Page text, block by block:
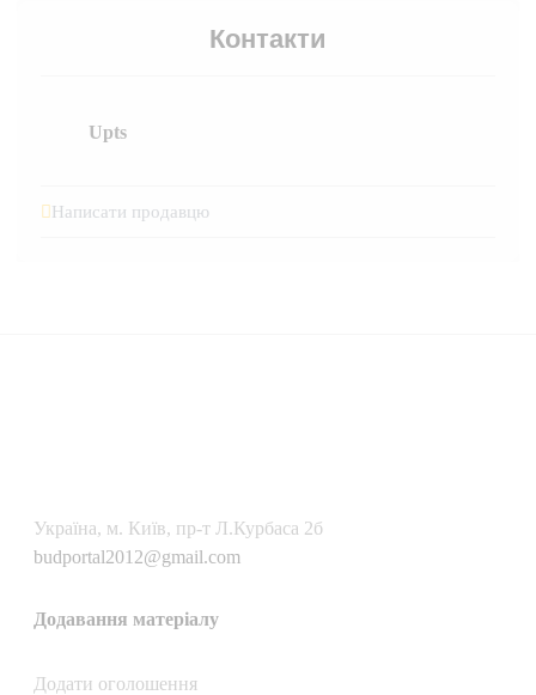
Контакти
Upts
Написати продавцю
Українa, м. Київ, пр-т Л.Курбаса 2б
budportal2012@gmail.com
Додавання матеріалу
Додати oголошення